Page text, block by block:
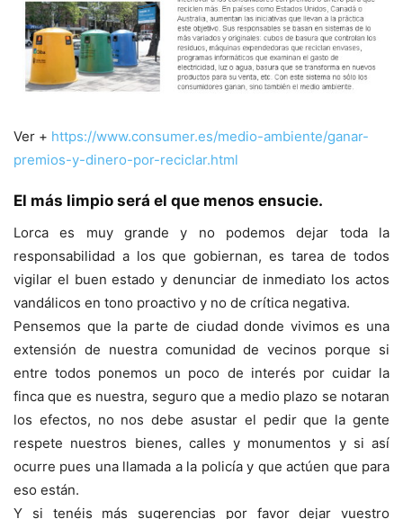
Ver + https://www.consumer.es/medio-ambiente/ganar-
premios-y-dinero-por-reciclar.html
El más limpio será el que menos ensucie.
Lorca es muy grande y no podemos dejar toda la
responsabilidad a los que gobiernan, es tarea de todos
vigilar el buen estado y denunciar de inmediato los actos
vandálicos en tono proactivo y no de crítica negativa.
Pensemos que la parte de ciudad donde vivimos es una
extensión de nuestra comunidad de vecinos porque si
entre todos ponemos un poco de interés por cuidar la
finca que es nuestra, seguro que a medio plazo se notaran
los efectos, no nos debe asustar el pedir que la gente
respete nuestros bienes, calles y monumentos y si así
ocurre pues una llamada a la policía y que actúen que para
eso están.
Y si tenéis más sugerencias por favor dejar vuestro